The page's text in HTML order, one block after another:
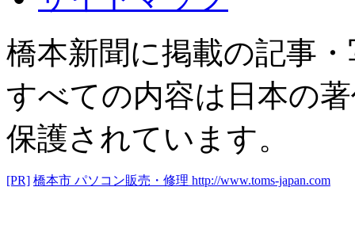
橋本新聞に掲載の記事
すべての内容は日本の
保護されています。
[PR] 橋本市 パソコン販売・修理 http://www.toms-japan.com